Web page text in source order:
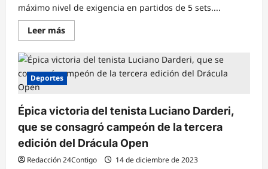
máximo nivel de exigencia en partidos de 5 sets....
Leer másLee
más
Nadal
renuncia
al
Open
de
Deportes
Épica victoria del tenista Luciano Darderi,
que se consagró campeón de la tercera
edición del Drácula Open
Redacción 24Contigo 14 de diciembre de 2023